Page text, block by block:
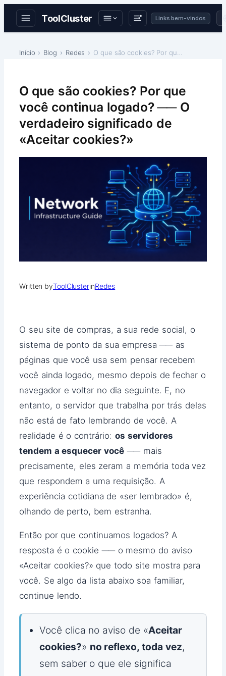
ToolCluster Links bem-vindos
Início Blog Redes O que são cookies? Por que você continua logado? ─…
O que são cookies? Por que
você continua logado? ── O
verdadeiro significado de
«Aceitar cookies?»
Written byToolClusterinRedes
O seu site de compras, a sua rede social, o
sistema de ponto da sua empresa ── as
páginas que você usa sem pensar recebem
você ainda logado, mesmo depois de fechar o
navegador e voltar no dia seguinte. E, no
entanto, o servidor que trabalha por trás delas
não está de fato lembrando de você. A
realidade é o contrário: os servidores
tendem a esquecer você ── mais
precisamente, eles zeram a memória toda vez
que respondem a uma requisição. A
experiência cotidiana de «ser lembrado» é,
olhando de perto, bem estranha.
Então por que continuamos logados? A
resposta é o cookie ── o mesmo do aviso
«Aceitar cookies?» que todo site mostra para
você. Se algo da lista abaixo soa familiar,
continue lendo.
Você clica no aviso de «Aceitar
cookies?» no reflexo, toda vez,
sem saber o que ele significa